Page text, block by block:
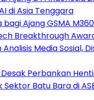
di Asia Tenggara
Ajang GSMA
Breakthrough
Media Sosial,
Perbankan
Batu Bara di